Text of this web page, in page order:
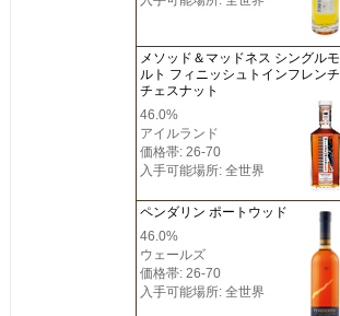
メソッド＆マッドネス シングルモ
ルト フィニッシュトインフレンチ
チェスナット
46.0%
アイルランド
価格帯: 26-70
入手可能場所: 全世界
ペンダリン ポートウッド
46.0%
ウェールズ
価格帯: 26-70
入手可能場所: 全世界